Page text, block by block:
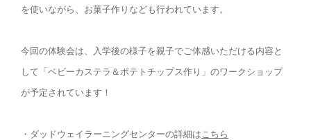
を使いながら、お菓子作りなども行われています。
今回の体験会は、入学後の様子を親子でご体感いただける内容と
して「ベビーカステラ＆ポテトチップス作り」のワークショップ
が予定されています！
・ダッドウェイラーニングセンターの詳細は こちら